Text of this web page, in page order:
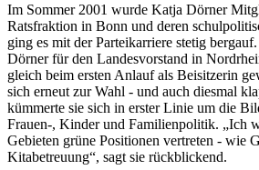
Im Sommer 2001 wurde Katja Dörner
Ratsfraktion in Bonn und deren
ging es mit der Parteikarriere stetig
Dörner für den Landesvorstand in
gleich beim ersten Anlauf als Beisitzerin
sich erneut zur Wahl - und auch diesmal
kümmerte sie sich in erster Linie um die
Frauen-, Kinder und Familienpolitik. „Ich
Gebieten grüne Positionen vertreten - wie
Kitabetreuung“, sagt sie rückblickend.